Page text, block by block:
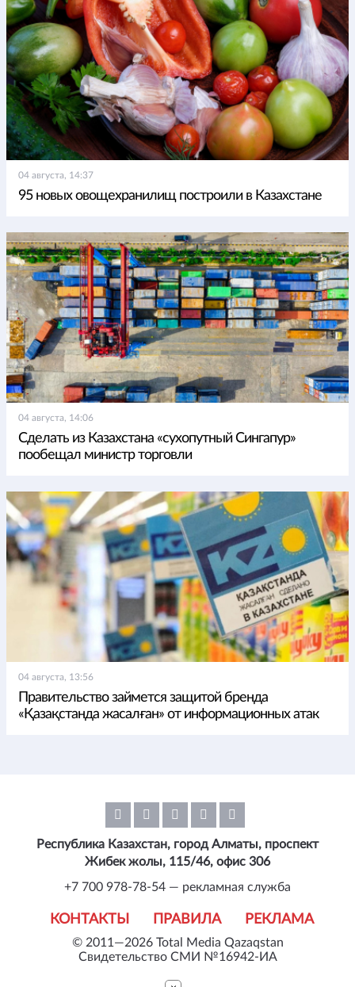
04 августа, 14:37
95 новых овощехранилищ построили в Казахстане
04 августа, 14:06
Сделать из Казахстана «сухопутный Сингапур»
пообещал министр торговли
04 августа, 13:56
Правительство займется защитой бренда
«Қазақстанда жасалған» от информационных атак
© 2011—2026 Total Media Qazaqstan
Свидетельство СМИ №16942-ИА
КОНТАКТЫ ПРАВИЛА РЕКЛАМА
Республика Казахстан, город Алматы, проспект
Жибек жолы, 115/46, офис 306
+7 700 978-78-54 — рекламная служба